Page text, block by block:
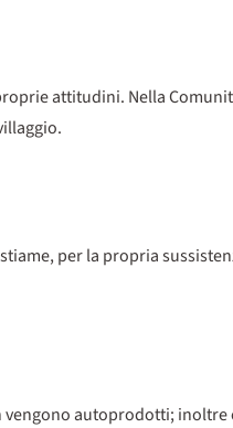
attitudini. Nella
per la propria
vengono autoprodotti; inoltre